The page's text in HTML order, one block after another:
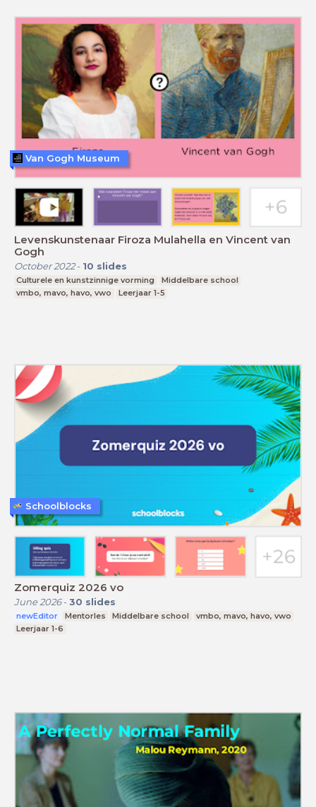
Levenskunstenaar Firoza Mulahella en Vincent van
Gogh
October 2022- 10 slides
Culturele en kunstzinnige vorming
Middelbare school
vmbo, mavo, havo, vwo
Leerjaar 1-5
Van Gogh Museum
Zomerquiz 2026 vo
June 2026- 30 slides
newEditor Mentorles Middelbare school
vmbo, mavo, havo, vwo
Leerjaar 1-6
Schoolblocks